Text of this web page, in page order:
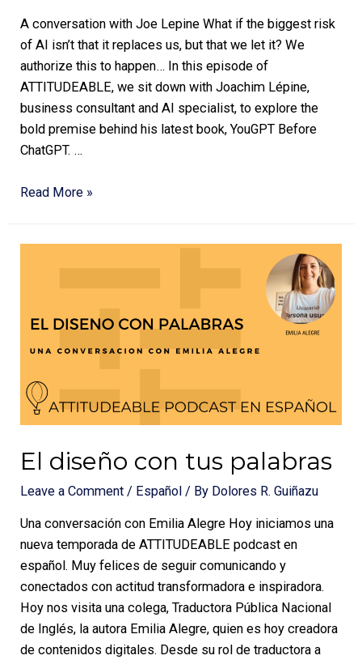
A conversation with Joe Lepine What if the biggest risk
of AI isn’t that it replaces us, but that we let it? We
authorize this to happen… In this episode of
ATTITUDEABLE, we sit down with Joachim Lépine,
business consultant and AI specialist, to explore the
bold premise behind his latest book, YouGPT Before
ChatGPT. …
Read More »
El diseño con tus palabras
Leave a Comment / Español / By Dolores R. Guiñazu
Una conversación con Emilia Alegre Hoy iniciamos una
nueva temporada de ATTITUDEABLE podcast en
español. Muy felices de seguir comunicando y
conectados con actitud transformadora e inspiradora.
Hoy nos visita una colega, Traductora Pública Nacional
de Inglés, la autora Emilia Alegre, quien es hoy creadora
de contenidos digitales. Desde su rol de traductora a